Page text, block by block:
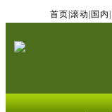
首页 滚动 国内